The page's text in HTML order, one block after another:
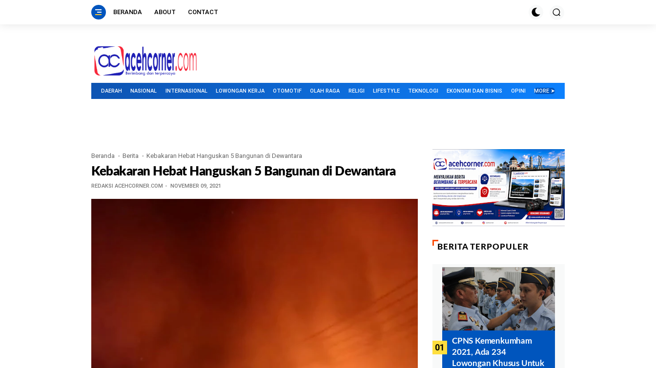
BERANDA ABOUT CONTACT
DAERAH NASIONAL INTERNASIONAL LOWONGAN KERJA OTOMOTIF OLAH RAGA RELIGI LIFESTYLE TEKNOLOGI EKONOMI DAN BISNIS OPINI MORE ➤
Beranda Berita Kebakaran Hebat Hanguskan 5 Bangunan di Dewantara
Kebakaran Hebat Hanguskan 5 Bangunan di Dewantara
REDAKSI ACEHCORNER.COM NOVEMBER 09, 2021
BERITA TERPOPULER
CPNS Kemenkumham
2021, Ada 234
Lowongan Khusus Untuk